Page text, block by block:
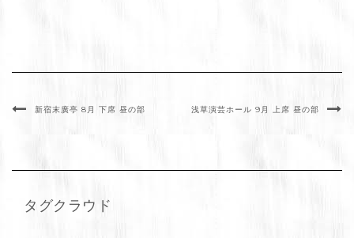
新宿末廣亭 8月 下席 昼の部 浅草演芸ホール 9月 上席 昼の部
タグクラウド